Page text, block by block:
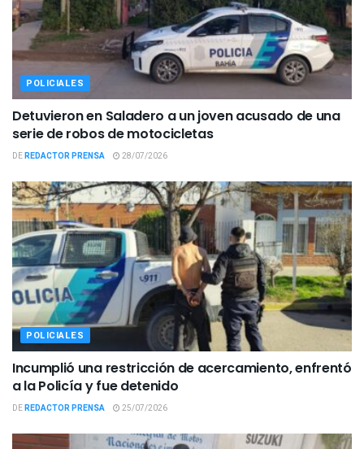
POLICIALES
Detuvieron en Saladero a un joven acusado de una
serie de robos de motocicletas
DEREDACTOR PRENSA 28/07/2026
POLICIALES
Incumplió una restricción de acercamiento, enfrentó
a la Policía y fue detenido
DEREDACTOR PRENSA 25/07/2026